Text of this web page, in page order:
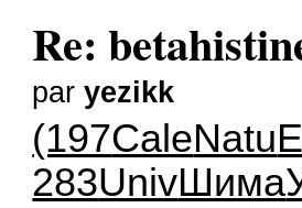
Re:
paryezikk
(197CaleNatu
283UnivШима